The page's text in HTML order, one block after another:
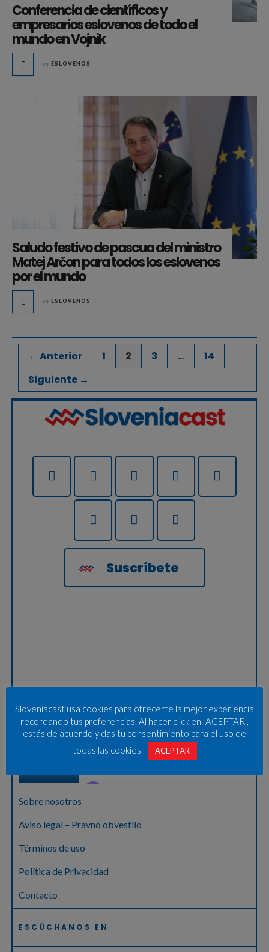
Conferencia de científicos y
empresarios eslovenos de todo el
mundo en Vojnik
en ESLOVENOS
Saludo festivo de pascua del ministro
Matej Arčon para todos los eslovenos
por el mundo
en ESLOVENOS
← Anterior 1 2 3 …
14
Siguiente →
Suscríbete
Sobre nosotros
Aviso legal – Pravno obvestilo
Términos de uso
Política de Privacidad
Contacto
ESCÚCHANOS EN
Sloveniacast usa cookies para ofrecerte la mejor experiencia
recordando tus preferencias. Al hacer click en "ACEPTAR",
estás de acuerdo y das tu consentimiento para el uso de
todas las cookies.
ACEPTAR